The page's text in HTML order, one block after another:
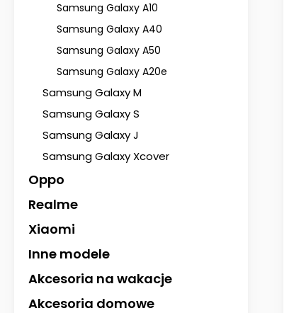
Samsung Galaxy A10
Samsung Galaxy A40
Samsung Galaxy A50
Samsung Galaxy A20e
Samsung Galaxy M
Samsung Galaxy S
Samsung Galaxy J
Samsung Galaxy Xcover
Oppo
Realme
Xiaomi
Inne modele
Akcesoria na wakacje
Akcesoria domowe